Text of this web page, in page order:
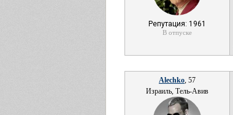
Репутация: 1961
В отпуске
Alechko, 57
Израиль, Тель-Авив